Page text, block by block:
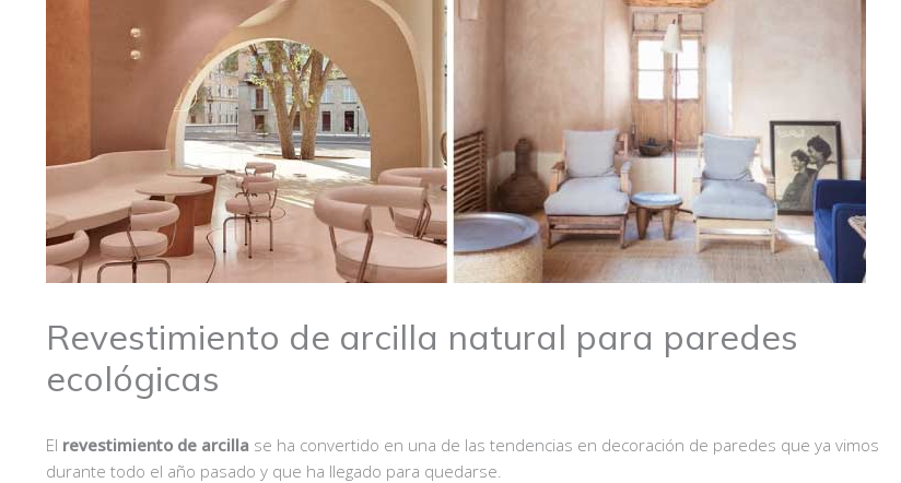
Revestimiento de arcilla natural para paredes
ecológicas
El revestimiento de arcilla se ha convertido en una de las tendencias en decoración de paredes que ya vimos
durante todo el año pasado y que ha llegado para quedarse.